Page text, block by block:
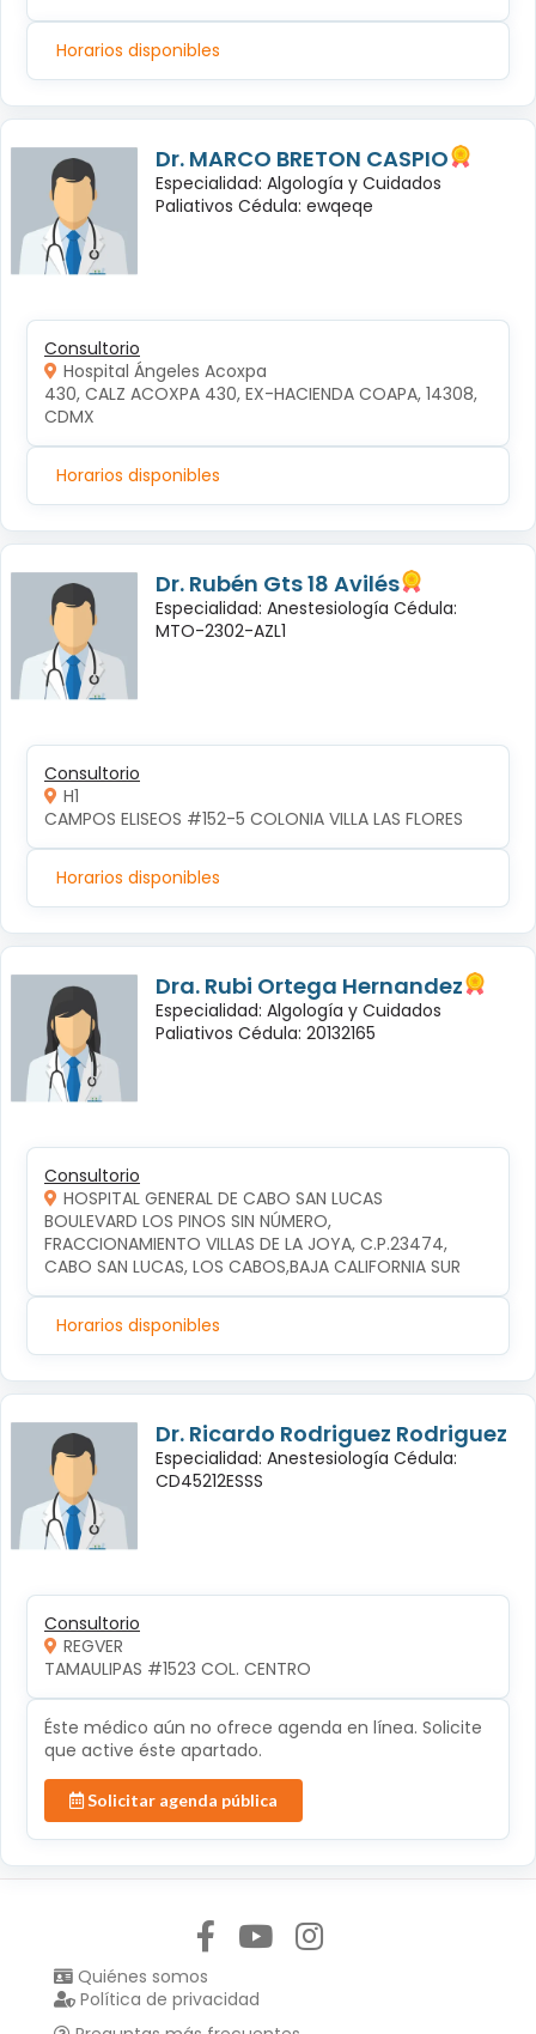
Horarios disponibles
Dr. MARCO BRETON CASPIO
Especialidad: Algología y Cuidados
Paliativos Cédula: ewqeqe
Consultorio
Hospital Ángeles Acoxpa
430, CALZ ACOXPA 430, EX-HACIENDA COAPA, 14308,
CDMX
Horarios disponibles
Dr. Rubén Gts 18 Avilés
Especialidad: Anestesiología Cédula:
MTO-2302-AZL1
Consultorio
H1
CAMPOS ELISEOS #152-5 COLONIA VILLA LAS FLORES
Horarios disponibles
Dra. Rubi Ortega Hernandez
Especialidad: Algología y Cuidados
Paliativos Cédula: 20132165
Consultorio
HOSPITAL GENERAL DE CABO SAN LUCAS
BOULEVARD LOS PINOS SIN NÚMERO,
FRACCIONAMIENTO VILLAS DE LA JOYA, C.P.23474,
CABO SAN LUCAS, LOS CABOS,BAJA CALIFORNIA SUR
Horarios disponibles
Dr. Ricardo Rodriguez Rodriguez
Especialidad: Anestesiología Cédula:
CD45212ESSS
Consultorio
REGVER
TAMAULIPAS #1523 COL. CENTRO
Éste médico aún no ofrece agenda en línea. Solicite
que active éste apartado.
Solicitar agenda pública
Quiénes somos
Política de privacidad